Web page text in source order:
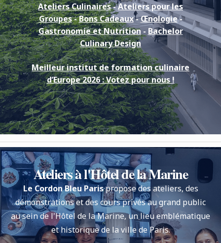
Ateliers Culinaires-Ateliers pour les
Groupes-Bons Cadeaux-Œnologie-
Gastronomie et Nutrition - Bachelor
Culinary Design
Meilleur institut de formation culinaire
d’Europe 2026 : Votez pour nous !
Ateliers à l'Hôtel de la Marine
Le Cordon Bleu Parispropose des ateliers, des
démonstrations et des cours privés au grand public
au sein de l'Hôtel de la Marine, un lieu emblématique
et historique de la ville de Paris.